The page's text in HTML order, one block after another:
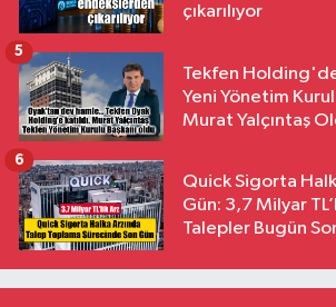
çıkarılıyor
Tekfen
Yeni Yönetim
Murat Yalçıntaş
5
Quick Sigorta
Gün: 3,7 Milyar
Talepler Bugün
6